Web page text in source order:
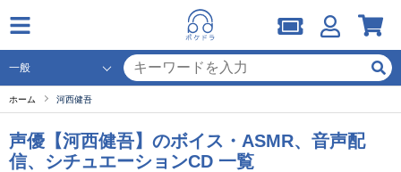
ホーム 河西健吾
声優【河西健吾】のボイス・ASMR、音声配
信、シチュエーションCD 一覧